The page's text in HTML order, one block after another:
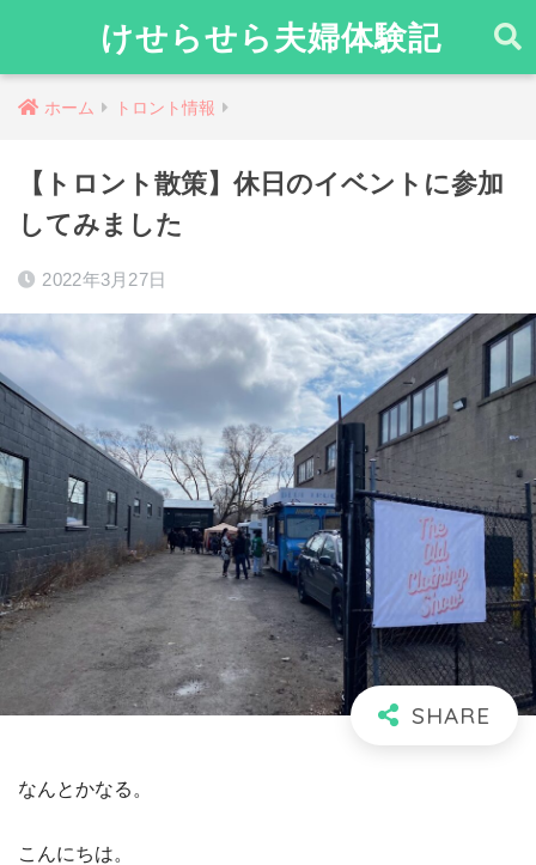
けせらせら夫婦体験記
ホーム トロント情報
【トロント散策】休日のイベントに参加
してみました
2022年3月27日
なんとかなる。
こんにちは。